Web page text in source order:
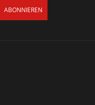
ABONNIEREN